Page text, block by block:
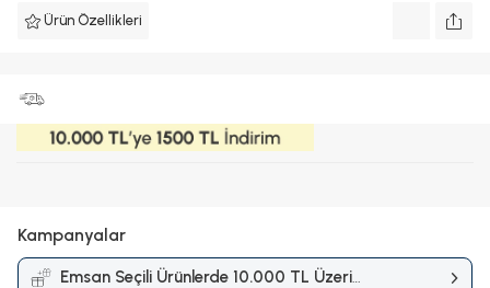
Ürün Özellikleri
Kampanyalar
Emsan Seçili Ürünlerde 10.000 TL Üzeri